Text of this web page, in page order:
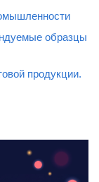
образцы
продукции.